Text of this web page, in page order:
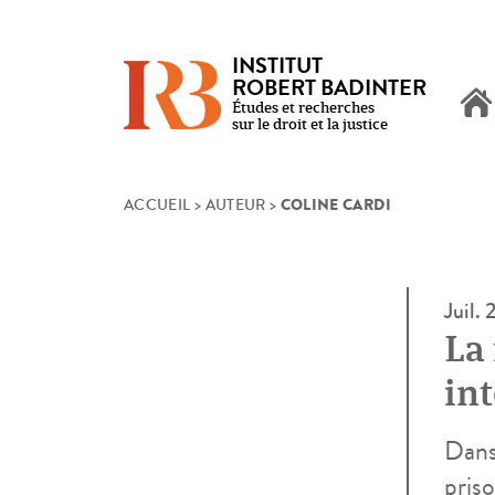
INSTITUT
ROBERT BADINTER
Études et recherches
sur le droit et la justice
ACCUEIL > AUTEUR > COLINE CARDI
Juil.